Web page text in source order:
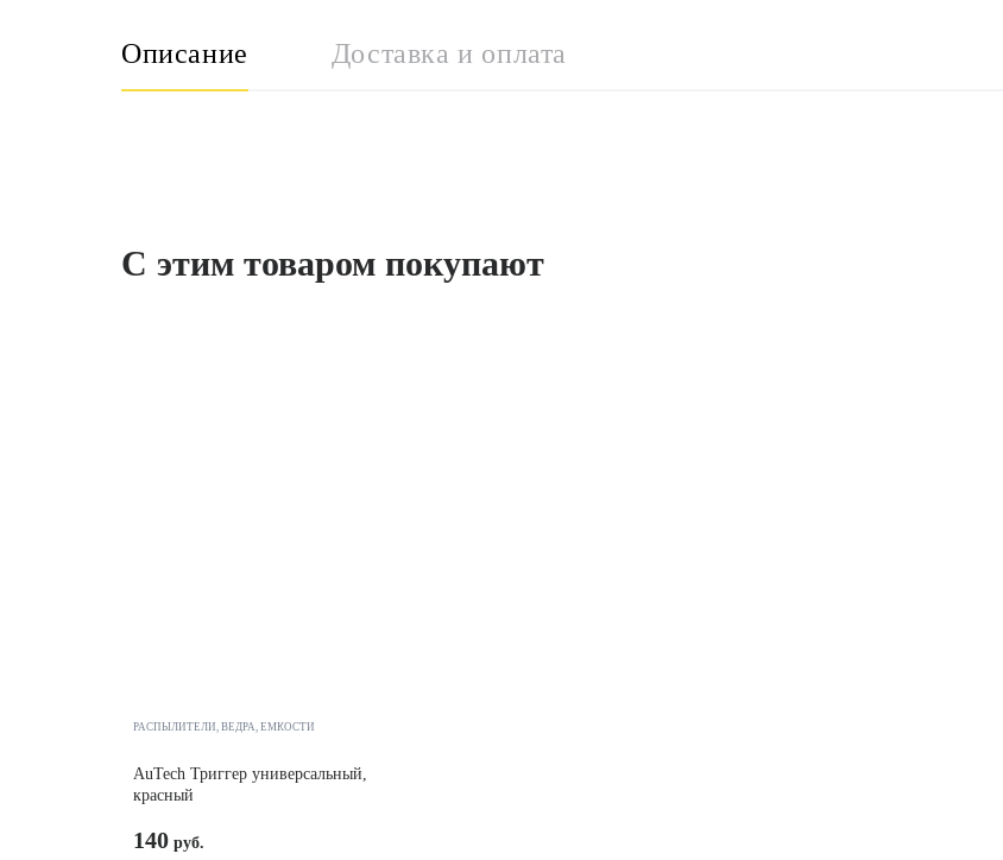
Описание Доставка и оплата
С этим товаром покупают
РАСПЫЛИТЕЛИ, ВЕДРА, ЕМКОСТИ
AuTech Триггер универсальный,
красный
140